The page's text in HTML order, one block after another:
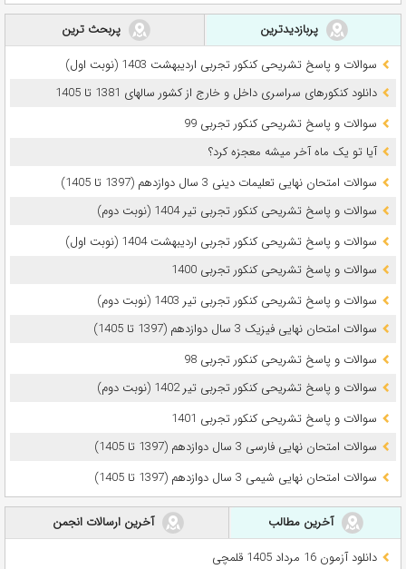
پربازدیدترین
پربحث ترین
سوالات و پاسخ تشریحی کنکور تجربی اردیبهشت 1403 (نوبت اول)
دانلود کنکورهای سراسری داخل و خارج از کشور سالهای 1381 تا 1405
سوالات و پاسخ تشریحی کنکور تجربی 99
آیا تو یک ماه آخر میشه معجزه کرد؟
سوالات امتحان نهایی تعلیمات دینی 3 سال دوازدهم (1397 تا 1405)
سوالات و پاسخ تشریحی کنکور تجربی تیر 1404 (نوبت دوم)
سوالات و پاسخ تشریحی کنکور تجربی اردیبهشت 1404 (نوبت اول)
سوالات و پاسخ تشریحی کنکور تجربی 1400
سوالات و پاسخ تشریحی کنکور تجربی تیر 1403 (نوبت دوم)
سوالات امتحان نهایی فیزیک 3 سال دوازدهم (1397 تا 1405)
سوالات و پاسخ تشریحی کنکور تجربی 98
سوالات و پاسخ تشریحی کنکور تجربی تیر 1402 (نوبت دوم)
سوالات و پاسخ تشریحی کنکور تجربی 1401
سوالات امتحان نهایی فارسی 3 سال دوازدهم (1397 تا 1405)
سوالات امتحان نهایی شیمی 3 سال دوازدهم (1397 تا 1405)
آخرین مطالب
آخرین ارسالات انجمن
دانلود آزمون 16 مرداد 1405 قلمچی